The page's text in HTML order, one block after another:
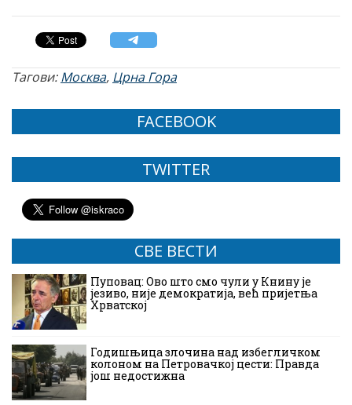
Тагови:Москва, Црна Гора
FACEBOOK
TWITTER
СВЕ ВЕСТИ
Пуповац: Ово што смо чули у Книну је
језиво, није демократија, већ пријетња
Хрватској
Годишњица злочина над избегличком
колоном на Петровачкој цести: Правда
још недостижна